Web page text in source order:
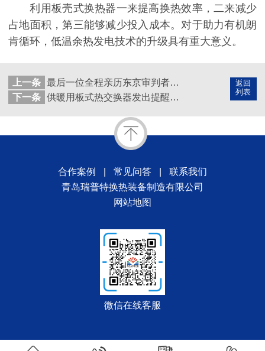
利用板壳式换热器一来提高换热效率，二来减少
占地面积，第三能够减少投入成本。对于助力有机朗
肯循环，低温余热发电技术的升级具有重大意义。
返回
列表
上一条
最后一位全程亲历东京审判者高文彬去世，板式换热器厂家:定不忘初心
下一条
供暖用板式热交换器发出提醒，下次记得早点下单，供暖费都开始收了！
合作案例 常见问答
联系我们
青岛瑞普特换热装备制造有限公司
网站地图
微信在线客服